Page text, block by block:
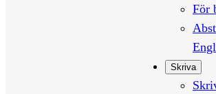
För
Skriva